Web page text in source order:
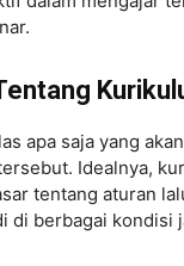
apa saja yang
Idealnya,
tentang aturan
di berbagai kondisi